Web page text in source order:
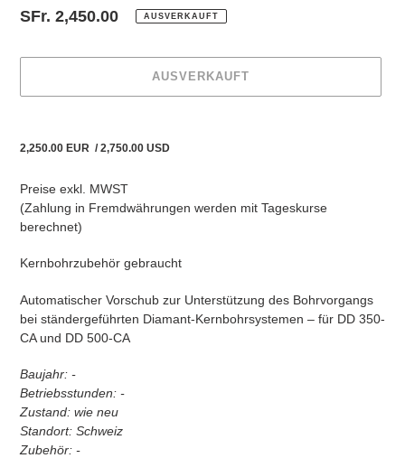
Normaler
SFr. 2,450.00 AUSVERKAUFT
AUSVERKAUFT
wird
2,250.00 EUR / 2,750.00 USD
Preise exkl. MWST
(Zahlung in Fremdwährungen werden mit Tageskurse
berechnet)
Kernbohrzubehör gebraucht
Automatischer Vorschub zur Unterstützung des Bohrvorgangs
bei ständergeführten Diamant-Kernbohrsystemen – für DD 350-
CA und DD 500-CA
Baujahr: -
Betriebsstunden: -
Zustand: wie neu
Standort: Schweiz
Zubehör: -